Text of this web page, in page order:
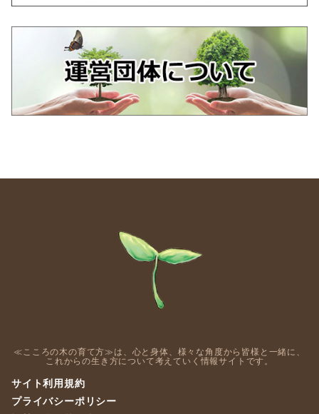
≪こころの木の育て方≫は、心と身体、様々な角度から皆様と一緒に、
これからの生き方について考えていく情報サイトです。
サイト利用規約
プライバシーポリシー